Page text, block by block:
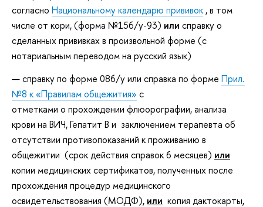
согласно Национальному календарю прививок , в том
числе от кори, (форма №156/у-93) или справку о
сделанных прививках в произвольной форме (с
нотариальным переводом на русский язык)
справку по форме 086/у или справка по форме Прил.
№8 к «Правилам общежития» с
отметками о прохождении флюорографии, анализа
крови на ВИЧ, Гепатит В и заключением терапевта об
отсутствии противопоказаний к проживанию в
общежитии (срок действия справок 6 месяцев) или
копии медицинских сертификатов, полученных после
прохождения процедур медицинского
освидетельствования (МОДФ), или копия дактокарты,